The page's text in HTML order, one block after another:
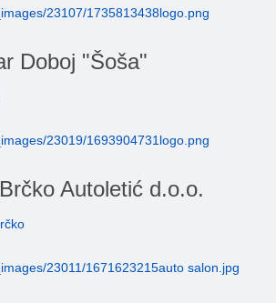
Doboj "Šoša"
Autoletić d.o.o.